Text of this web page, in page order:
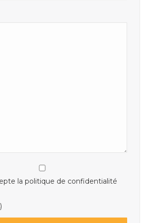
la politique de confidentialité